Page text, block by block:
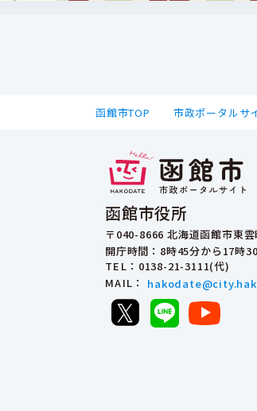
函館市TOP 市政ポータルサ
函館市役所
〒040-8666 北海道函館市東
開庁時間：8時45分から17時
TEL ：0138-21-3111(代)
MAIL ：